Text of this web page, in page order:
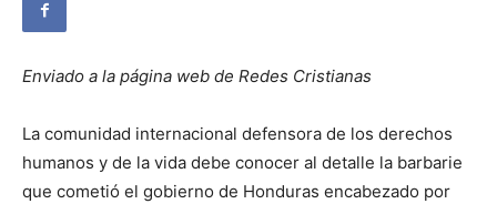
Enviado a la página web de Redes Cristianas
La comunidad internacional defensora de los derechos
humanos y de la vida debe conocer al detalle la barbarie
que cometió el gobierno de Honduras encabezado por